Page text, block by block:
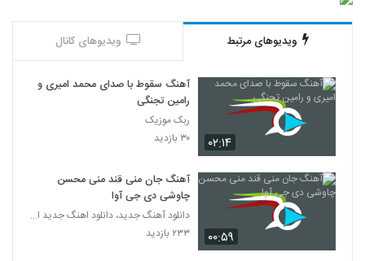
ویدیوهای مرتبط ویدیوهای کانال
۰۲:۱۴
آهنگ سقوط با صدای محمد امیری و
رامین تجنگی
ربک موزیک
۳۰ بازدید
۰۰:۵۹
آهنگ جان منی قند منی محسن
چاوشی دی جی آوا
دانلود آهنگ جدید، دانلود اهنگ جدید ایرانی
۲۳۳ بازدید